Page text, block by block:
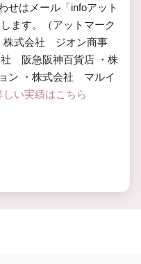
せはメール「infoアット
ます。（アットマーク
株式会社 ジオン商事
阪急阪神百貨店 ・株
ン ・株式会社 マルイ
しい実績はこちら